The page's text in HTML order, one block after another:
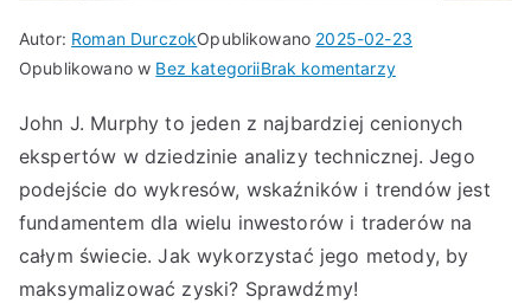
Autor: Roman DurczokOpublikowano 2025-02-23
Opublikowano w Bez kategoriiBrak komentarzydo
–
Skuteczna
Analiza
Techniczna
Maksymalnych
John J. Murphy to jeden z najbardziej cenionych
ekspertów w dziedzinie analizy technicznej. Jego
podejście do wykresów, wskaźników i trendów jest
fundamentem dla wielu inwestorów i traderów na
całym świecie. Jak wykorzystać jego metody, by
maksymalizować zyski? Sprawdźmy!